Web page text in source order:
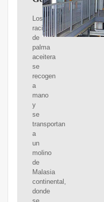
Los
racimos
de
palma
aceitera
se
recogen
a
mano
y
se
transportan
a
un
molino
de
Malasia
continental,
donde